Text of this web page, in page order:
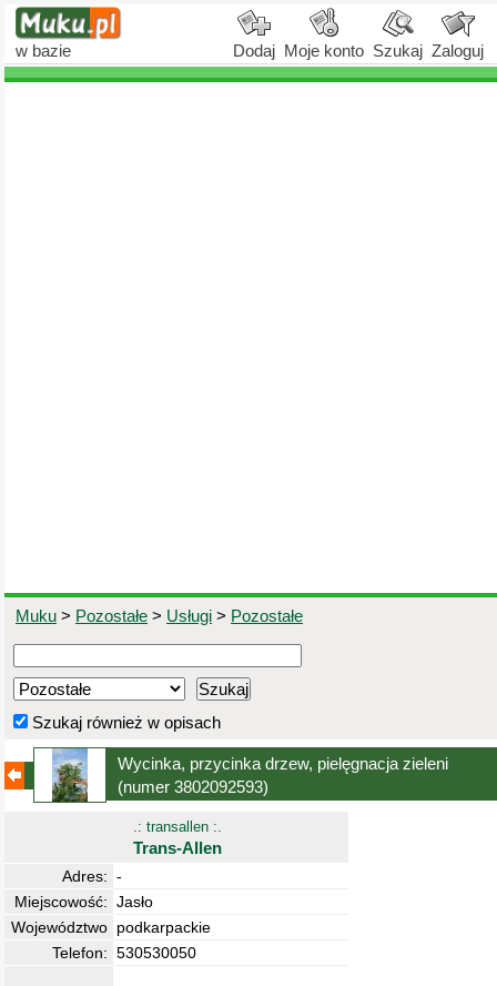
w bazie Dodaj Moje konto Szukaj Zaloguj
Muku > Pozostałe > Usługi > Pozostałe
Szukaj również w opisach
Wycinka, przycinka drzew, pielęgnacja zieleni
(numer 3802092593)
.: transallen :.
Trans-Allen
Adres: -
Miejscowość: Jasło
Województwo podkarpackie
Telefon: 530530050